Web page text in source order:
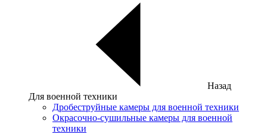
Назад
Для военной техники
Дробеструйные камеры для военной техники
Окрасочно-сушильные камеры для военной
техники